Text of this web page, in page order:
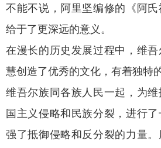
不能不说，阿里坚编修的《阿氏
给于了更深远的意义。
在漫长的历史发展过程中，维
慧创造了优秀的文化，有着独特
维吾尔族同各族人民一起，为
国主义侵略和民族分裂，进行
强了抵御侵略和反分裂的力量